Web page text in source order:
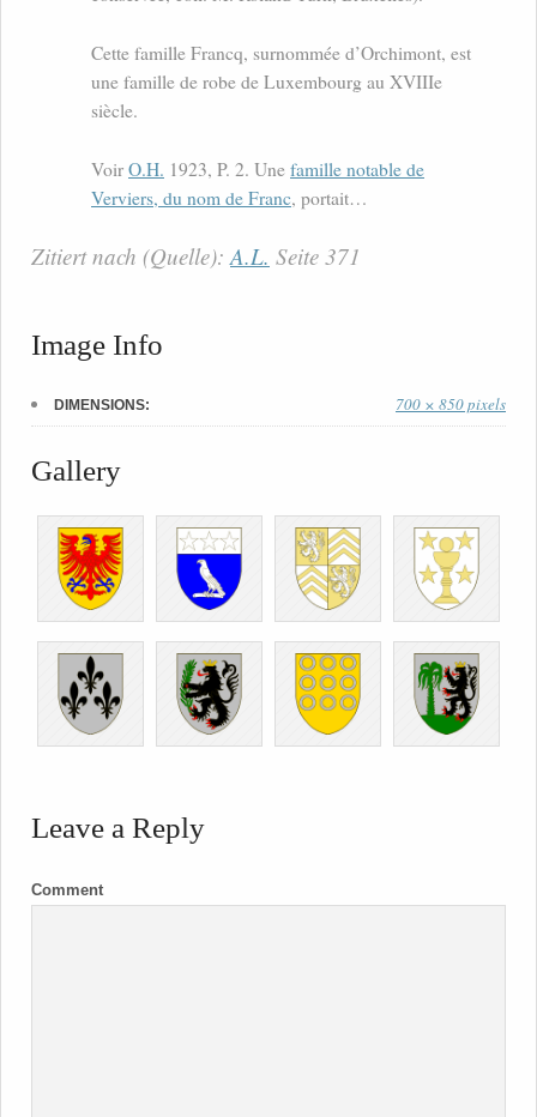
Cette famille Francq, surnommée d’Orchimont, est
une famille de robe de Luxembourg au XVIIIe
siècle.
Voir O.H. 1923, P. 2. Une famille notable de
Verviers, du nom de Franc, portait…
Zitiert nach (Quelle):A.L. Seite 371
Image Info
DIMENSIONS: 700 × 850 pixels
Gallery
Leave a Reply
Comment